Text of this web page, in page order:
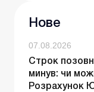
Нове
07.08.2026
Строк
минув: чи
Розрахунок